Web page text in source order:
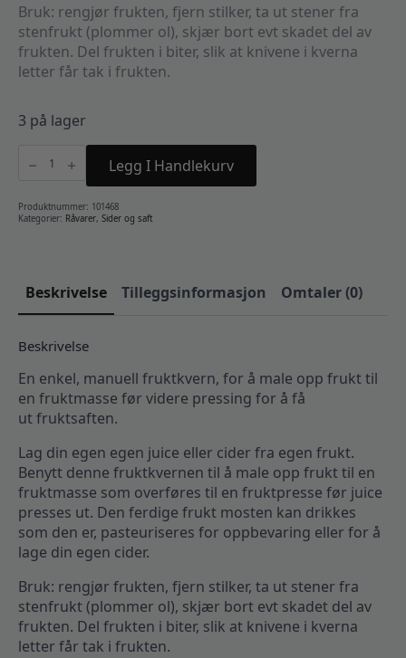
Bruk: rengjør frukten, fjern stilker, ta ut stener fra
stenfrukt (plommer ol), skjær bort evt skadet del av
frukten. Del frukten i biter, slik at knivene i kverna
letter får tak i frukten.
3 på lager
liter Legg I Handlekurv
Produktnummer: 101468
Kategorier: Råvarer, Sider og saft
Beskrivelse Tilleggsinformasjon Omtaler (0)
Beskrivelse
En enkel, manuell fruktkvern, for å male opp frukt til
en fruktmasse før videre pressing for å få
ut fruktsaften.
Lag din egen egen juice eller cider fra egen frukt.
Benytt denne fruktkvernen til å male opp frukt til en
fruktmasse som overføres til en fruktpresse før juice
presses ut. Den ferdige frukt mosten kan drikkes
som den er, pasteuriseres for oppbevaring eller for å
lage din egen cider.
Bruk: rengjør frukten, fjern stilker, ta ut stener fra
stenfrukt (plommer ol), skjær bort evt skadet del av
frukten. Del frukten i biter, slik at knivene i kverna
letter får tak i frukten.